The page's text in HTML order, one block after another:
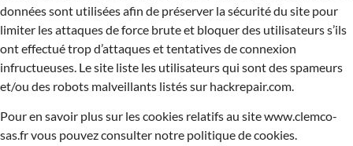
données sont utilisées afin de préserver la sécurité du site pour
limiter les attaques de force brute et bloquer des utilisateurs s’ils
ont effectué trop d’attaques et tentatives de connexion
infructueuses. Le site liste les utilisateurs qui sont des spameurs
et/ou des robots malveillants listés sur hackrepair.com.
Pour en savoir plus sur les cookies relatifs au site www.clemco-
sas.fr vous pouvez consulter notre politique de cookies.